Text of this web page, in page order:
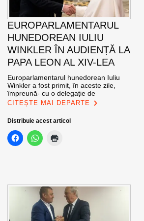
EUROPARLAMENTARUL
HUNEDOREAN IULIU
WINKLER ÎN AUDIENȚĂ LA
PAPA LEON AL XIV-LEA
Europarlamentarul hunedorean Iuliu
Winkler a fost primit, în aceste zile,
împreună- cu o delegație de
CITEȘTE MAI DEPARTE
Distribuie acest articol